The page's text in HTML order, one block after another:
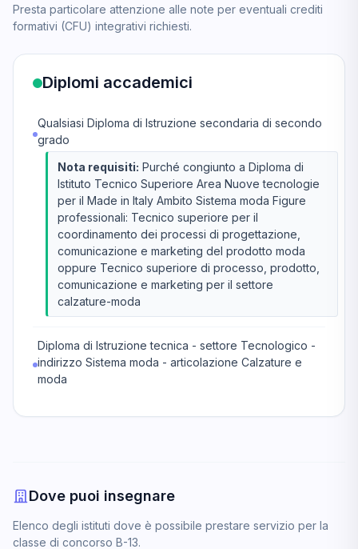
Presta particolare attenzione alle note per eventuali crediti
formativi (CFU) integrativi richiesti.
Diplomi accademici
Qualsiasi Diploma di Istruzione secondaria di secondo
grado
Nota requisiti: Purché congiunto a Diploma di
Istituto Tecnico Superiore Area Nuove tecnologie
per il Made in Italy Ambito Sistema moda Figure
professionali: Tecnico superiore per il
coordinamento dei processi di progettazione,
comunicazione e marketing del prodotto moda
oppure Tecnico superiore di processo, prodotto,
comunicazione e marketing per il settore
calzature-moda
Diploma di Istruzione tecnica - settore Tecnologico -
indirizzo Sistema moda - articolazione Calzature e
moda
Dove puoi insegnare
Elenco degli istituti dove è possibile prestare servizio per la
classe di concorso B-13.